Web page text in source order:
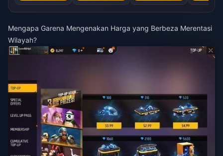
Mengapa Garena Mengenakan Harga yang Berbeza Merentasi
Wilayah?